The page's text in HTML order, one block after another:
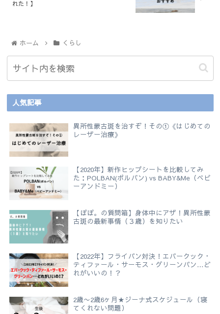
れた！】
ホーム くらし
人気記事
異所性蒙古斑を治すぞ！その①《はじめての
レーザー治療》
【2020年】新作ヒップシートを比較してみ
た：POLBAN(ポルバン) vs BABY&Me（ベビ
ーアンドミー）
【ぽぽ。の質問箱】身体中にアザ！異所性蒙
古斑の最新事情（３歳）を知りたい
【2022年】フライパン対決！エバークック・
ティファール・サーモス・グリーンパン…ど
れがいいの！？
2歳〜2歳6ヶ月★ジーナ式スケジュール（寝
てくれない問題）